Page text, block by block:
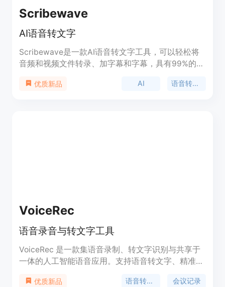
Scribewave
AI语音转文字
Scribewave是一款AI语音转文字工具，可以轻松将
音频和视频文件转录、加字幕和字幕，具有99%的准
语、德语、西班牙语等。可以无限导出到Word、
优质新品 AI 语音转文字
VoiceRec
语音录音与转文字工具
VoiceRec 是一款集语音录制、转文字识别与共享于
一体的人工智能语音应用。支持语音转文字、精准识
优质新品 语音转文字 会议记录